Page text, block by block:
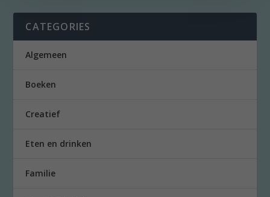
CATEGORIES
Algemeen
Boeken
Creatief
Eten en drinken
Familie